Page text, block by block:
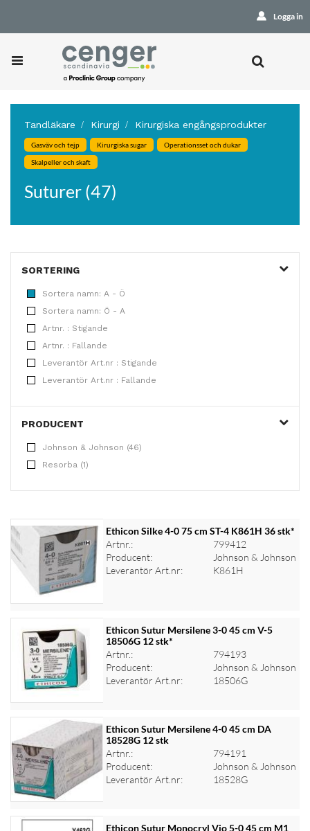
Logga in
Tandläkare Kirurgi Kirurgiska engångsprodukter
Gasväv och tejp Kirurgiska sugar Operationsset och dukar
Skalpeller och skaft
Suturer (47)
SORTERING
Sortera namn: A - Ö
Sortera namn: Ö - A
Artnr. : Stigande
Artnr. : Fallande
Leverantör Art.nr : Stigande
Leverantör Art.nr : Fallande
PRODUCENT
Johnson & Johnson (46)
Resorba (1)
Ethicon Silke 4-0 75 cm ST-4 K861H 36 stk*
Artnr.:
799412
Producent:
Johnson & Johnson
Leverantör Art.nr:
K861H
Logga in för priser
Ethicon Sutur Mersilene 3-0 45 cm V-5
18506G 12 stk*
Artnr.:
794193
Producent:
Johnson & Johnson
Leverantör Art.nr:
18506G
Logga in för priser
Ethicon Sutur Mersilene 4-0 45 cm DA
18528G 12 stk
Artnr.:
794191
Producent:
Johnson & Johnson
Leverantör Art.nr:
18528G
Ethicon Sutur Monocryl Vio 5-0 45 cm M1